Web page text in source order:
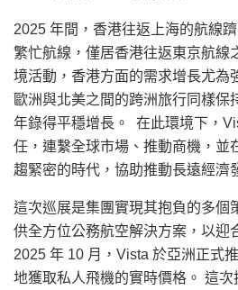
2025 年間，香港往返上海的航線
繁忙航線，僅居香港往返東京航線
境活動，香港方面的需求增長尤為
歐洲與北美之間的跨洲旅行同樣保
年錄得平穩增長。 在此環境下，
任，連繫全球市場、推動商機，並
趨緊密的時代，協助推動長遠經濟
這次巡展是集團實現其抱負的多個
供全方位公務航空解決方案，以迎
2025 年 10 月，Vista 於亞洲正式
地獲取私人飛機的實時價格。 這